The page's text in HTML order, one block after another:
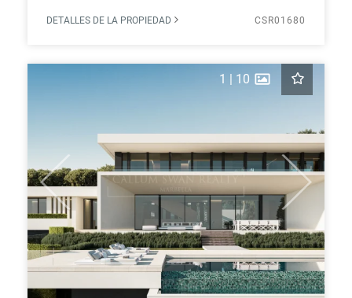
DETALLES DE LA PROPIEDAD CSR01680
Previous Next
1 | 10